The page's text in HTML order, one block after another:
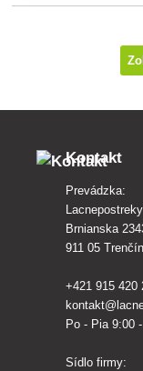
zaručuje pohodlné
Kontakt
Prevádzka:
Brnianska
911 05 Trenčín
+421 915 420
Po - Pia 9:00
Sídlo firmy: